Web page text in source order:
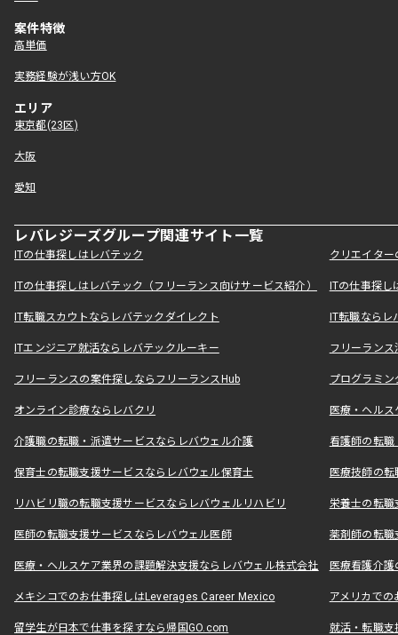
案件特徴
高単価
実務経験が浅い方OK
エリア
東京都(23区)
大阪
愛知
レバレジーズグループ関連サイト一覧
ITの仕事探しはレバテック クリエイタ
ITの仕事探しはレバテック（フリーランス向けサービス紹介） ITの仕事探
IT転職スカウトならレバテックダイレクト IT転職なら
ITエンジニア就活ならレバテックルーキー フリーラン
フリーランスの案件探しならフリーランスHub プログラミ
オンライン診療ならレバクリ 医療・ヘル
介護職の転職・派遣サービスならレバウェル介護 看護師の転
保育士の転職支援サービスならレバウェル保育士 医療技師の
リハビリ職の転職支援サービスならレバウェルリハビリ 栄養士の転
医師の転職支援サービスならレバウェル医師 薬剤師の転
医療・ヘルスケア業界の課題解決支援ならレバウェル株式会社 医療看護介
メキシコでのお仕事探しはLeverages Career Mexico アメリカで
留学生が日本で仕事を探すなら帰国GO.com 就活・転職